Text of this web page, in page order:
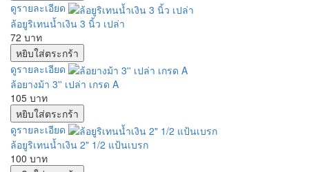
ดูรายละเอียด
ล้อยูริเทนน้ำเงิน 3 นิ้ว เปล่า
72 บาท
ดูรายละเอียด
ล้อยางม้า 3'' เปล่า เกรด A
105 บาท
ดูรายละเอียด
ล้อยูริเทนน้ำเงิน 2" 1/2 แป้นเบรก
100 บาท